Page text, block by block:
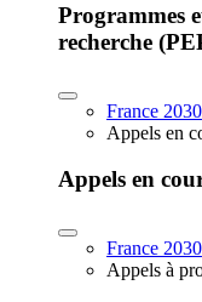
Programmes
recherche
France 2030
Appels en
Appels en
France 2030
Appels à